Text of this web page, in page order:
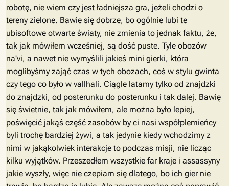
robotę, nie wiem czy jest ładniejsza gra, jeżeli chodzi o
tereny zielone. Bawie się dobrze, bo ogólnie lubi te
ubisoftowe otwarte światy, nie zmienia to jednak faktu, że,
tak jak mówiłem wcześniej, są dość puste. Tyle obozów
na'vi, a nawet nie wymyślili jakieś mini gierki, która
moglibyśmy zająć czas w tych obozach, coś w stylu gwinta
czy tego co było w vallhali. Ciągle latamy tylko od znajdzki
do znajdzki, od posterunku do posterunku i tak dalej. Bawię
się świetnie, tak jak mówiłem, ale można było lepiej,
poświęcić jakąś część zasobów by ci nasi współplemieńcy
byli trochę bardziej żywi, a tak jedynie kiedy wchodzimy z
nimi w jakąkolwiek interakcje to podczas misji, nie licząc
kilku wyjątków. Przeszedłem wszystkie far kraje i assassyny
jakie wyszły, więc nie czepiam się dlatego, bo ich gier nie